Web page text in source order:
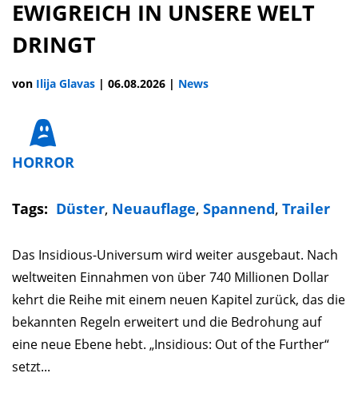
EWIGREICH IN UNSERE WELT
DRINGT
von Ilija Glavas | 06.08.2026 | News
HORROR
Tags: Düster, Neuauflage, Spannend, Trailer
Das Insidious-Universum wird weiter ausgebaut. Nach
weltweiten Einnahmen von über 740 Millionen Dollar
kehrt die Reihe mit einem neuen Kapitel zurück, das die
bekannten Regeln erweitert und die Bedrohung auf
eine neue Ebene hebt. „Insidious: Out of the Further“
setzt...